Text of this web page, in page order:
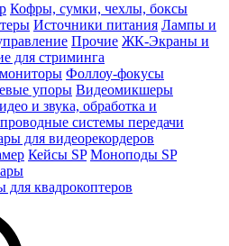
Кофры, сумки, чехлы, боксы
Источники питания Лампы и
Прочие ЖК-Экраны и
для стриминга
Фоллоу-фокусы
упоры Видеомикшеры
и звука, обработка и
системы передачи
для видеорекордеров
Кейсы SP Моноподы SP
для квадрокоптеров